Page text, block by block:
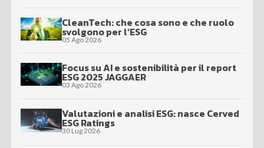
CleanTech: che cosa sono e che ruolo
svolgono per l’ESG
05 Ago 2026
Focus su AI e sostenibilità per il report
ESG 2025 JAGGAER
03 Ago 2026
Valutazioni e analisi ESG: nasce Cerved
ESG Ratings
30 Lug 2026